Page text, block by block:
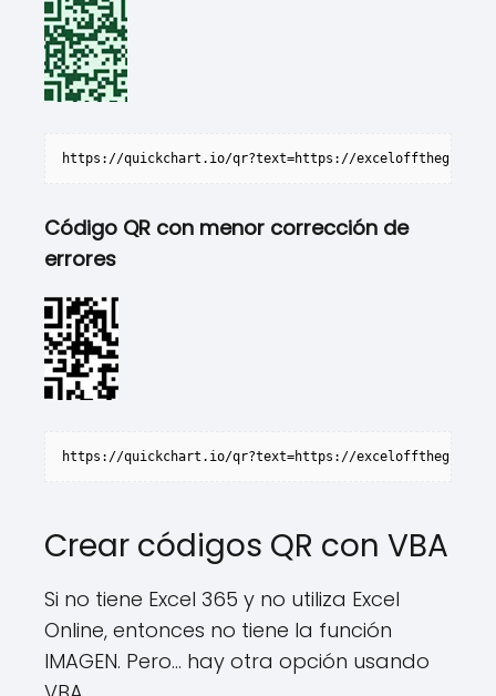
https://quickchart.io/qr?text=https://
Código QR con menor corrección de
errores
https://quickchart.io/qr?text=https://
Crear códigos QR con VBA
Si no tiene Excel 365 y no utiliza Excel
Online, entonces no tiene la función
IMAGEN. Pero… hay otra opción usando